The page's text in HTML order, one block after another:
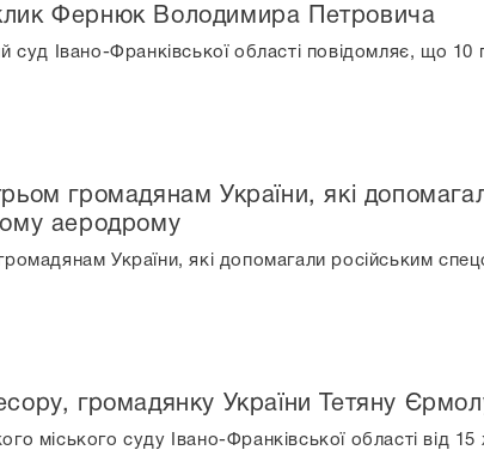
Фернюк Володимира Петровича
суд Івано-Франківської області повідомляє, що
громадянам України, які
аеродрому
України, які допомагали російським
громадянку України Тетяну
міського суду Івано-Франківської області від